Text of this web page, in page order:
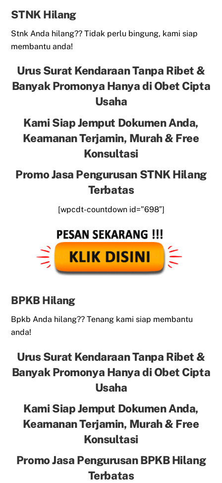
STNK Hilang
Stnk Anda hilang?? Tidak perlu bingung, kami siap
membantu anda!
Urus Surat Kendaraan Tanpa Ribet &
Banyak Promonya Hanya di Obet Cipta
Usaha
Kami Siap Jemput Dokumen Anda,
Keamanan Terjamin, Murah & Free
Konsultasi
Promo Jasa Pengurusan STNK Hilang
Terbatas
[wpcdt-countdown id=”698″]
BPKB Hilang
Bpkb Anda hilang?? Tenang kami siap membantu
anda!
Urus Surat Kendaraan Tanpa Ribet &
Banyak Promonya Hanya di Obet Cipta
Usaha
Kami Siap Jemput Dokumen Anda,
Keamanan Terjamin, Murah & Free
Konsultasi
Promo Jasa Pengurusan BPKB Hilang
Terbatas